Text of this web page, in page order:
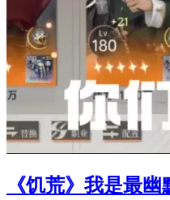
《饥荒》我是最